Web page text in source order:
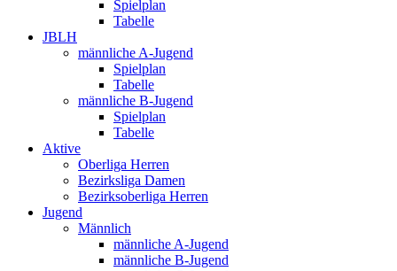
Spielplan
Tabelle
JBLH
männliche A-Jugend
Spielplan
Tabelle
männliche B-Jugend
Spielplan
Tabelle
Aktive
Oberliga Herren
Bezirksliga Damen
Bezirksoberliga Herren
Jugend
Männlich
männliche A-Jugend
männliche B-Jugend